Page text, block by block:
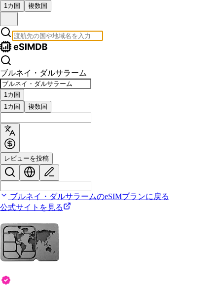
1カ国 複数国
ブルネイ・ダルサラーム
1カ国
1カ国
複数国
レビューを投稿
ブルネイ・ダルサラームのeSIMプランに戻る
公式サイトを見る